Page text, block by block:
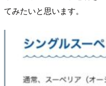
てみたいと思います。